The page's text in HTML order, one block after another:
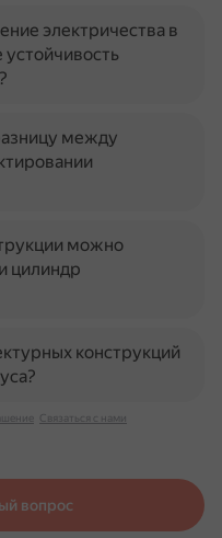
электричества в
между
можно
цилиндр
конструкций
Связаться с нами
вопрос